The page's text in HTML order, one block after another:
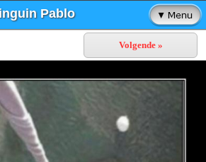
Pablo
Volgende »